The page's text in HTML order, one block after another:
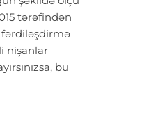
tərəfindən
fərdiləşdirmə
nişanlar
bu